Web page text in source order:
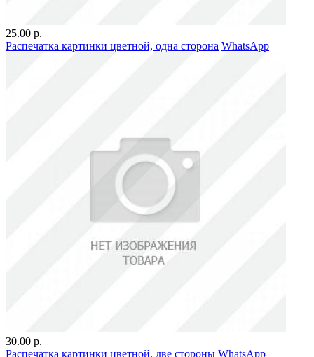
25.00 р.
Распечатка картинки цветной, одна сторона WhatsApp
30.00 р.
Распечатка картинки цветной, две стороны WhatsApp